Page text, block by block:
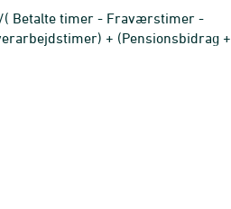
( Betalte timer - Fraværstimer -
+ (Pensionsbidrag +